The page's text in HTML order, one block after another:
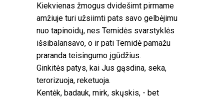
Kiekvienas žmogus dvidešimt pirmame
amžiuje turi užsiimti pats savo gelbėjimu
nuo tapinoidų, nes Temidės svarstyklės
išsibalansavo, o ir pati Temidė pamažu
praranda teisingumo įgūdžius.
Ginkitės patys, kai Jus gąsdina, seka,
terorizuoja, reketuoja.
Kentėk, badauk, mirk, skųskis, - bet